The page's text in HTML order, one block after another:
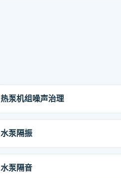
热泵机组噪声治理
水泵隔振
水泵隔音